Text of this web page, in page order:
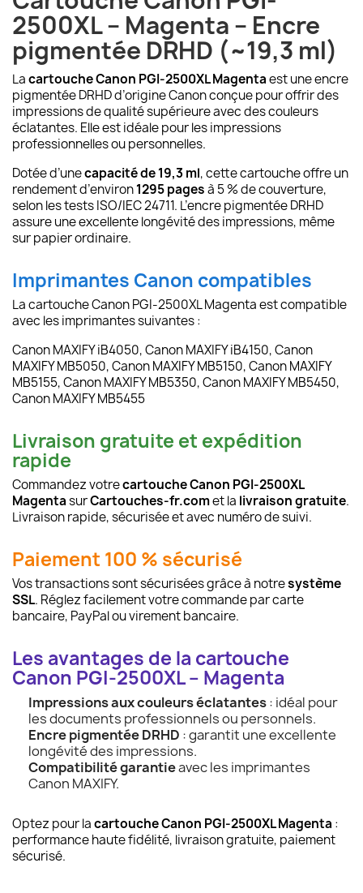
2500XL – Magenta – Encre
pigmentée DRHD (~19,3 ml)
Lacartouche Canon PGI-2500XL Magentaest une encre
pigmentée DRHD d’origine Canon conçue pour offrir des
impressions de qualité supérieure avec des couleurs
éclatantes. Elle est idéale pour les impressions
professionnelles ou personnelles.
Dotée d’unecapacité de 19,3 ml, cette cartouche offre un
rendement d’environ1295 pagesà 5 % de couverture,
selon les tests ISO/IEC 24711. L’encre pigmentée DRHD
assure une excellente longévité des impressions, même
sur papier ordinaire.
Imprimantes Canon compatibles
La cartouche Canon PGI-2500XL Magenta est compatible
avec les imprimantes suivantes :
Canon MAXIFY iB4050, Canon MAXIFY iB4150, Canon
MAXIFY MB5050, Canon MAXIFY MB5150, Canon MAXIFY
MB5155, Canon MAXIFY MB5350, Canon MAXIFY MB5450,
Canon MAXIFY MB5455
Livraison gratuite et expédition
rapide
Commandez votrecartouche Canon PGI-2500XL
MagentasurCartouches-fr.comet la livraison gratuite.
Livraison rapide, sécurisée et avec numéro de suivi.
Paiement 100 % sécurisé
Vos transactions sont sécurisées grâce à notresystème
SSL. Réglez facilement votre commande par carte
bancaire, PayPal ou virement bancaire.
Les avantages de la cartouche
Canon PGI-2500XL – Magenta
Impressions aux couleurs éclatantes: idéal pour
les documents professionnels ou personnels.
Encre pigmentée DRHD : garantit une excellente
longévité des impressions.
Compatibilité garantieavec les imprimantes
Canon MAXIFY.
Optez pour lacartouche Canon PGI-2500XL Magenta :
performance haute fidélité, livraison gratuite, paiement
sécurisé.